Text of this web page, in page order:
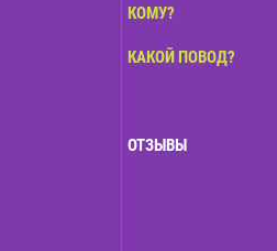
КОМУ?
КАКОЙ ПОВОД?
ОТЗЫВЫ